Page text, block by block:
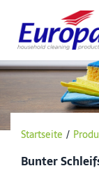
Inhalt
springen
Startseite /
Bunter